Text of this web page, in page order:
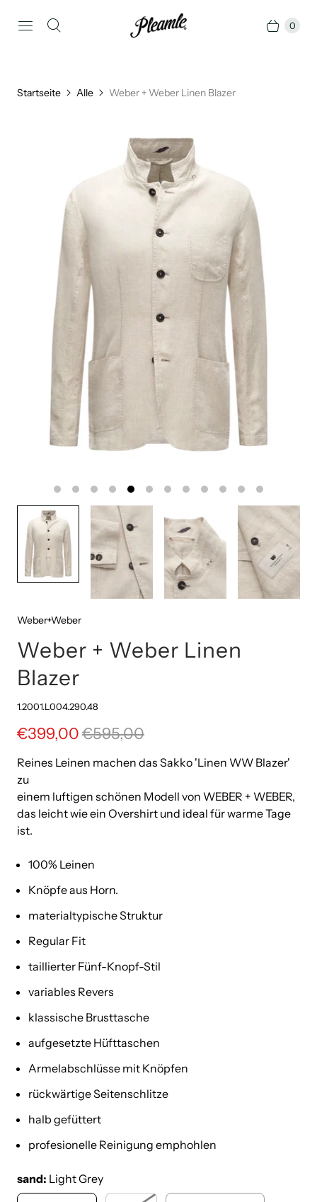
0
Startseite Alle Weber + Weber Linen Blazer
Weber+Weber
Weber + Weber Linen
Blazer
1.2001.L004.290.48
€399,00€595,00
Reines Leinen machen das Sakko 'Linen WW Blazer'
zu
einem luftigen schönen Modell von WEBER + WEBER,
das leicht wie ein Overshirt und ideal für warme Tage
ist.
100% Leinen
Knöpfe aus Horn.
materialtypische Struktur
Regular Fit
taillierter Fünf-Knopf-Stil
variables Revers
klassische Brusttasche
aufgesetzte Hüfttaschen
Armelabschlüsse mit Knöpfen
rückwärtige Seitenschlitze
halb gefüttert
profesionelle Reinigung emphohlen
sand: Light Grey